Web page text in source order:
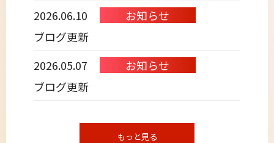
2026.06.10
お知らせ
ブログ更新
2026.05.07
お知らせ
ブログ更新
もっと見る